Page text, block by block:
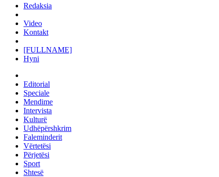
Redaksia
Video
Kontakt
[FULLNAME]
Hyni
Editorial
Speciale
Mendime
Intervista
Kulturë
Udhëpërshkrim
Faleminderit
Vërtetësi
Përjetësi
Sport
Shtesë